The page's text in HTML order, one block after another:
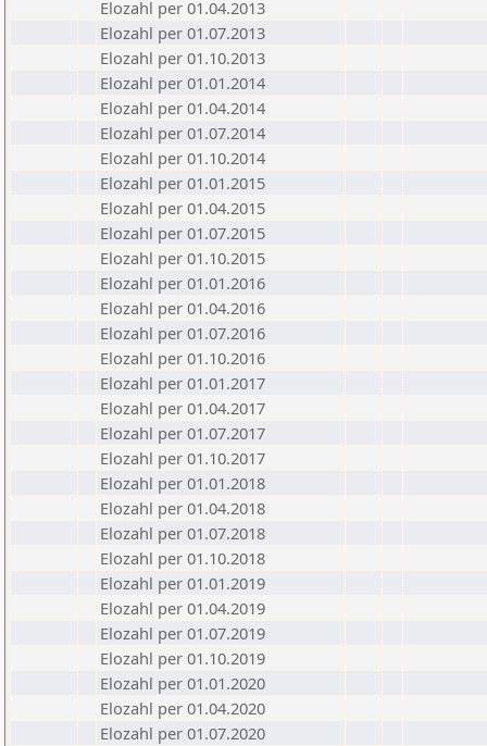
Elozahl per 01.04.2013
Elozahl per 01.07.2013
Elozahl per 01.10.2013
Elozahl per 01.01.2014
Elozahl per 01.04.2014
Elozahl per 01.07.2014
Elozahl per 01.10.2014
Elozahl per 01.01.2015
Elozahl per 01.04.2015
Elozahl per 01.07.2015
Elozahl per 01.10.2015
Elozahl per 01.01.2016
Elozahl per 01.04.2016
Elozahl per 01.07.2016
Elozahl per 01.10.2016
Elozahl per 01.01.2017
Elozahl per 01.04.2017
Elozahl per 01.07.2017
Elozahl per 01.10.2017
Elozahl per 01.01.2018
Elozahl per 01.04.2018
Elozahl per 01.07.2018
Elozahl per 01.10.2018
Elozahl per 01.01.2019
Elozahl per 01.04.2019
Elozahl per 01.07.2019
Elozahl per 01.10.2019
Elozahl per 01.01.2020
Elozahl per 01.04.2020
Elozahl per 01.07.2020